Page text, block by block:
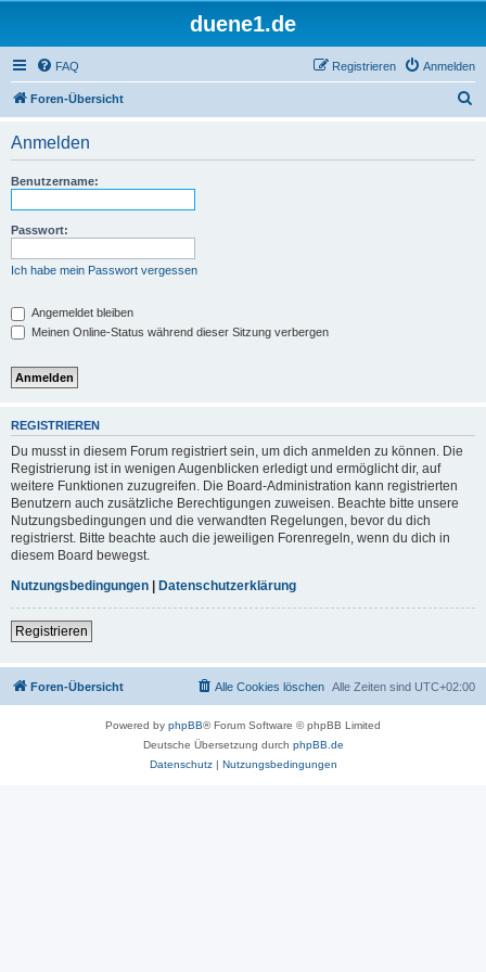
duene1.de
FAQ Anmelden
Registrieren
Foren-Übersicht
Anmelden
Benutzername:
Passwort:
Ich habe mein Passwort vergessen
Angemeldet bleiben
Meinen Online-Status während dieser Sitzung verbergen
REGISTRIEREN
Du musst in diesem Forum registriert sein, um dich anmelden zu können. Die
Registrierung ist in wenigen Augenblicken erledigt und ermöglicht dir, auf
weitere Funktionen zuzugreifen. Die Board-Administration kann registrierten
Benutzern auch zusätzliche Berechtigungen zuweisen. Beachte bitte unsere
Nutzungsbedingungen und die verwandten Regelungen, bevor du dich
registrierst. Bitte beachte auch die jeweiligen Forenregeln, wenn du dich in
diesem Board bewegst.
Nutzungsbedingungen | Datenschutzerklärung
Registrieren
Foren-Übersicht Alle Zeiten sind UTC+02:00
Alle Cookies löschen
Powered by phpBB® Forum Software © phpBB Limited
Deutsche Übersetzung durch phpBB.de
Datenschutz| Nutzungsbedingungen